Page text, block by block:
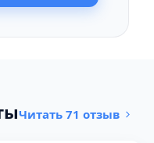
Читать 71 отзыв